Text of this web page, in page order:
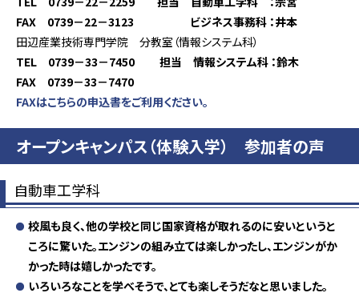
FAX 0739－22－3123 ビジネス事務科 ：井本
田辺産業技術専門学院 分教室（情報システム科）
TEL 0739－33－7450
担当 情報システム科 ：鈴木
FAX 0739－33－7470
FAXはこちらの申込書をご利用ください。
オープンキャンパス（体験入学） 参加者の声
自動車工学科
校風も良く、他の学校と同じ国家資格が取れるのに安いというと
ころに驚いた。エンジンの組み立ては楽しかったし、エンジンがか
かった時は嬉しかったです。
いろいろなことを学べそうで、とても楽しそうだなと思いました。